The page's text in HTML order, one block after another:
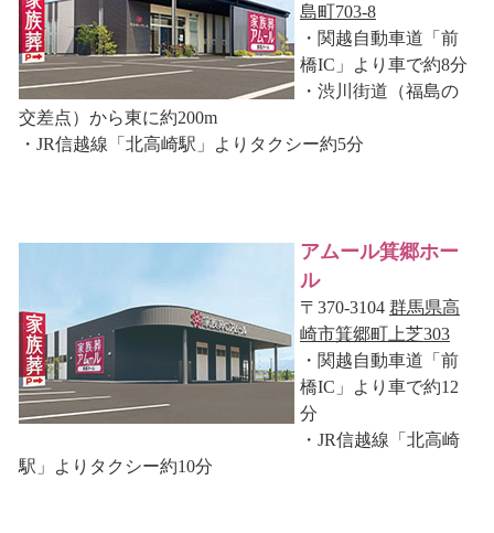
島町703-8
・関越自動車道「前
橋IC」より車で約8分
・渋川街道（福島の
交差点）から東に約200m
・JR信越線「北高崎駅」よりタクシー約5分
アムール箕郷ホー
ル
〒370-3104 群馬県高
崎市箕郷町上芝303
・関越自動車道「前
橋IC」より車で約12
分
・JR信越線「北高崎
駅」よりタクシー約10分